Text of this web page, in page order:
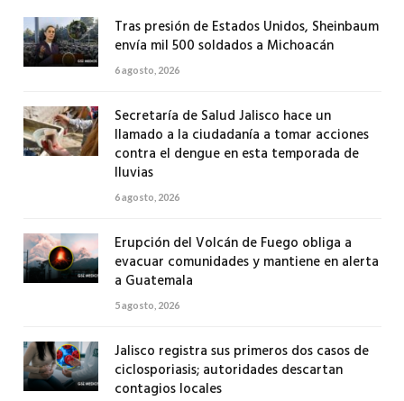
Tras presión de Estados Unidos, Sheinbaum
envía mil 500 soldados a Michoacán
6 agosto, 2026
Secretaría de Salud Jalisco hace un
llamado a la ciudadanía a tomar acciones
contra el dengue en esta temporada de
lluvias
6 agosto, 2026
Erupción del Volcán de Fuego obliga a
evacuar comunidades y mantiene en alerta
a Guatemala
5 agosto, 2026
Jalisco registra sus primeros dos casos de
ciclosporiasis; autoridades descartan
contagios locales